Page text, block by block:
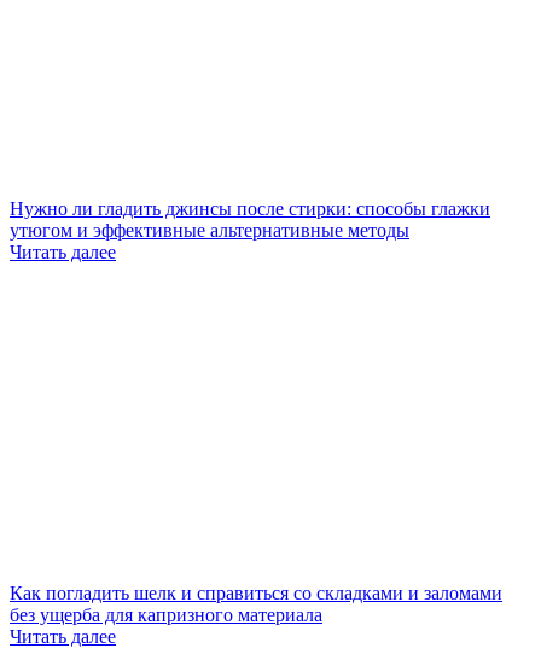
Нужно ли гладить джинсы после стирки: способы глажки
утюгом и эффективные альтернативные методы
Читать далее
Как погладить шелк и справиться со складками и заломами
без ущерба для капризного материала
Читать далее